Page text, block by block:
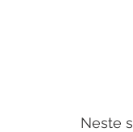
Neste